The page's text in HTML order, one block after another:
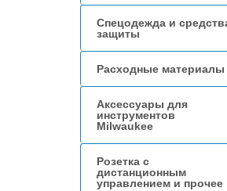
Спецодежда и
защиты
Расходные материалы
Аксессуары для
инструментов
Milwaukee
Розетка с
дистанционным
управлением и прочее